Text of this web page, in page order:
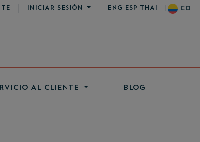
INICIAR SESIÓN ENG ESP THAI CO
AL CLIENTE BLOG